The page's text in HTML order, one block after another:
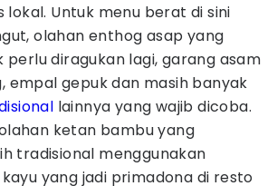
lokal. Untuk menu berat di sini
olahan enthog asap yang
diragukan lagi, garang asam
empal gepuk dan masih banyak
lainnya yang wajib dicoba.
ketan bambu yang
tradisional menggunakan
yang jadi primadona di resto